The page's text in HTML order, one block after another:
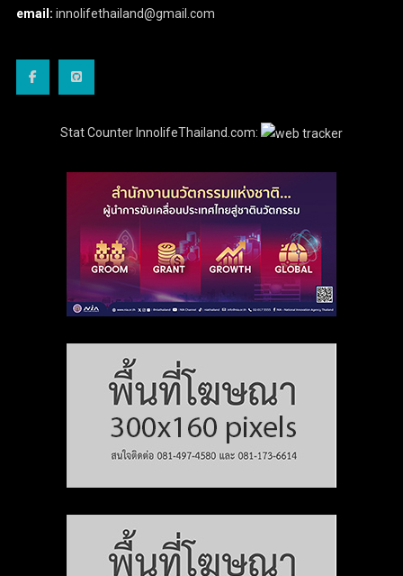
email: innolifethailand@gmail.com
Stat Counter InnolifeThailand.com: